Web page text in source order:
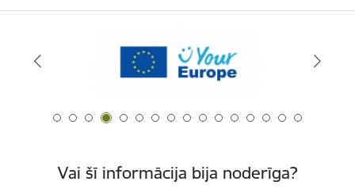
Vai šī informācija bija noderīga?